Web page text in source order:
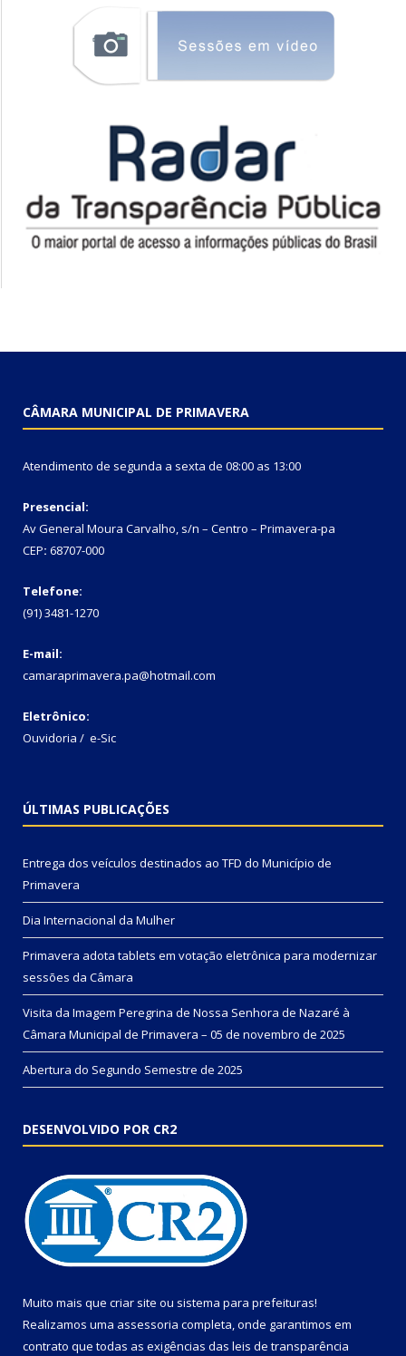
CÂMARA MUNICIPAL DE PRIMAVERA
Atendimento de segunda a sexta de 08:00 as 13:00
Presencial:
Av General Moura Carvalho, s/n – Centro – Primavera-pa
CEP: 68707-000
Telefone:
(91) 3481-1270
E-mail:
camaraprimavera.pa@hotmail.com
Eletrônico:
Ouvidoria / e-Sic
ÚLTIMAS PUBLICAÇÕES
Entrega dos veículos destinados ao TFD do Município de
Primavera
Dia Internacional da Mulher
Primavera adota tablets em votação eletrônica para modernizar
sessões da Câmara
Visita da Imagem Peregrina de Nossa Senhora de Nazaré à
Câmara Municipal de Primavera – 05 de novembro de 2025
Abertura do Segundo Semestre de 2025
DESENVOLVIDO POR CR2
Muito mais que criar site ou sistema para prefeituras!
Realizamos uma assessoria completa, onde garantimos em
contrato que todas as exigências das leis de transparência